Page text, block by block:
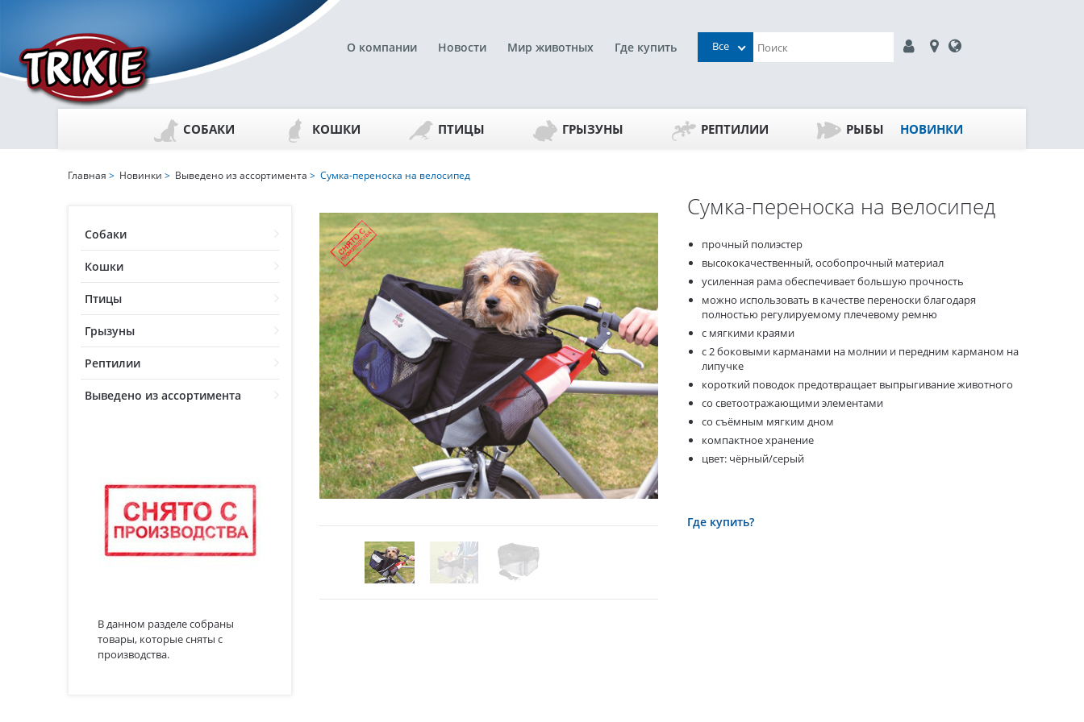
О компании Новости Мир животных Где купить Все
СОБАКИ КОШКИ ПТИЦЫ ГРЫЗУНЫ РЕПТИЛИИ РЫБЫ НОВИНКИ
Собаки
Кошки
Птицы
Грызуны
Рептилии
Выведено из ассортимента
В данном разделе собраны
товары, которые сняты с
производства.
Главная > Новинки > Выведено из ассортимента > Сумка-переноска на велосипед
Сумка-переноска на велосипед
прочный полиэстер
высококачественный, особопрочный материал
усиленная рама обеспечивает большую прочность
можно использовать в качестве переноски благодаря
полностью регулируемому плечевому ремню
с мягкими краями
с 2 боковыми карманами на молнии и передним карманом на
липучке
короткий поводок предотвращает выпрыгивание животного
со светоотражающими элементами
со съёмным мягким дном
компактное хранение
цвет: чёрный/серый
Где купить?